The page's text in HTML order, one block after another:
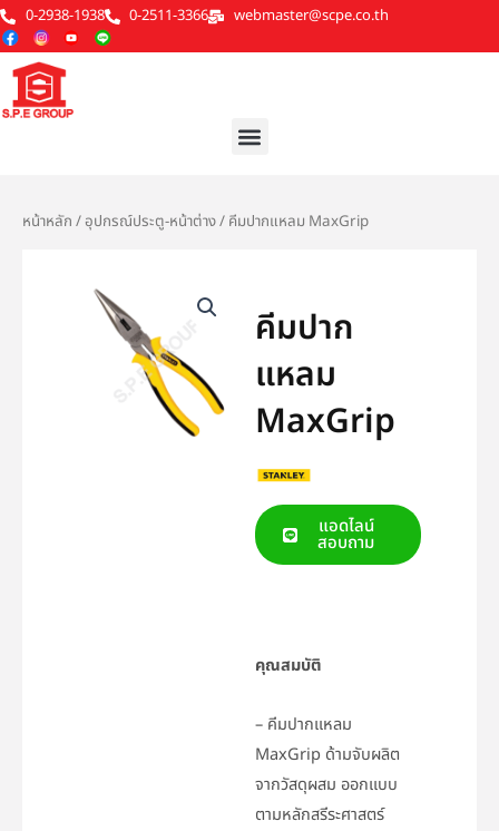
Skip
to
content
0-2938-1938 0-2511-3366 webmaster@scpe.co.th
Menu
หน้าหลัก / อุปกรณ์ประตู-หน้าต่าง/ คีมปากแหลม MaxGrip
คีมปาก
แหลม
MaxGrip
แอดไลน์
สอบถาม
คุณสมบัติ
– คีมปากแหลม
MaxGrip ด้ามจับผลิต
จากวัสดุผสม ออกแบบ
ตามหลักสรีระศาสตร์